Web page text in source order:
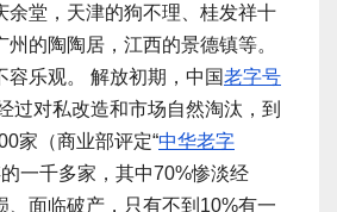
余堂，天津的狗不理、桂发祥十
州的陶陶居，江西的景德镇等。
容乐观。 解放初期，中国老字号
过对私改造和市场自然淘汰，到
家（商业部评定“中华老字
一千多家，其中70%惨淡经
、面临破产，只有不到10%有一